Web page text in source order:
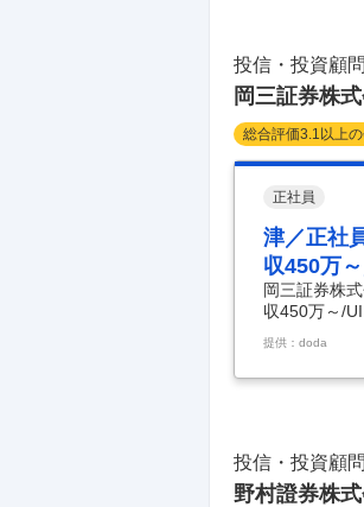
の事業成長
投信・投資顧
岡三証券株
総合評価3.1 以上
正社員
津／正社
収450万
岡三証券株
収450万～/
サポートを
ャリアチェ
各営業店に
務関連】 ・
提供：doda
投信・投資顧
野村證券株